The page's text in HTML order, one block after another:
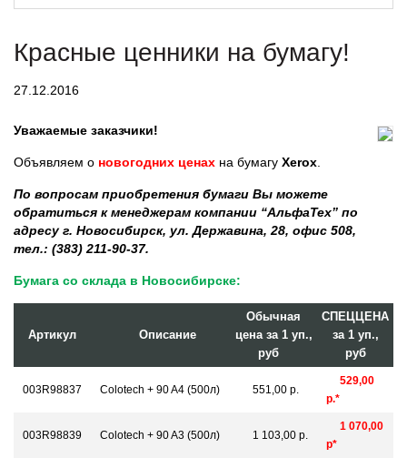
Красные ценники на бумагу!
27.12.2016
Уважаемые заказчики!
Объявляем о новогодних ценах на бумагу Xerox
По вопросам приобретения бумаги Вы можете
обратиться к менеджерам компании “АльфаТех” по
адресу г. Новосибирск, ул. Державина, 28, офис 508,
тел.: (383) 211-90-37.
Бумага со склада в Новосибирске:
Артикул Описание
Обычная
цена за 1 уп.,
руб
СПЕЦЦЕНА
за 1 уп.,
руб
003R98837 Colotech + 90 A4 (500л) 551,00 р.
529,00
р.*
003R98839 Colotech + 90 A3 (500л) 1 103,00 р.
1 070,00
р*